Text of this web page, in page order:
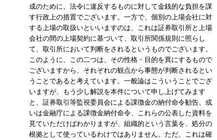
成のために、法令に違反するものに対して金銭的な負担を課
す行政上の措置でございます。一方で、個別の上場会社に対
する上場の取扱いといいますのは、これは証券取引所と上場
会社の間の上場契約に基づいて、取引所関係規則に照らし
て、取引所において判断をされるというものでございます。
このように、この二つは、その性格・目的を異にするもので
ございますから、それぞれの観点から事態が判断されるとい
うことであると考えています。一般論はこういうことでござ
いますが、もう少し解説を本件について申し上げてみます
と、証券取引等監視委員会による課徴金の納付命令勧告、或
いは金融庁による課徴金納付命令、これらの公表した資料を
見ていただけばわかりますが、組織的という言葉を、処分の
根拠として使っているわけではありません。ただ、これは確